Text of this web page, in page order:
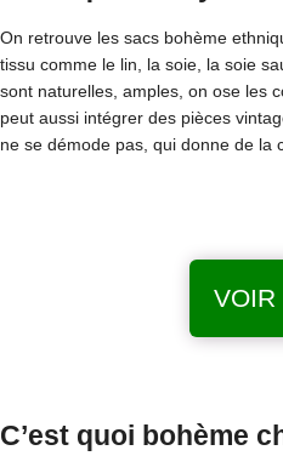
On retrouve les sacs bohème
tissu comme le lin, la soie, la soie
sont naturelles, amples, on ose les
peut aussi intégrer des pièces
ne se démode pas, qui donne de la
VOIR
C’est quoi bohème